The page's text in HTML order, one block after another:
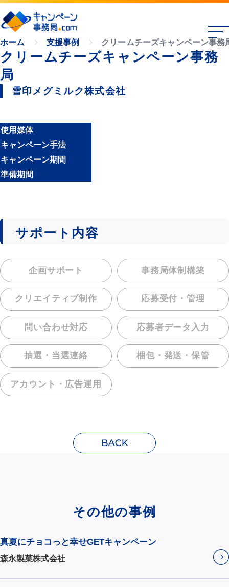
ホーム 支援事例 クリームチーズキャンペーン事務
クリームチーズキャンペーン事務
局
雪印メグミルク株式会社
使用媒体
キャンペーン手法
キャンペーン期間
準備期間
サポート内容
企画サポート 事務局体制構築
クリエイティブ制作 応募受付・管理
問い合わせ対応 応募者データ入力
抽選・当選連絡 梱包・発送・保管
アカウント・ 広告運用
その他の事例
真夏にチョコっと幸せGETキャンペーン
森永製菓株式会社